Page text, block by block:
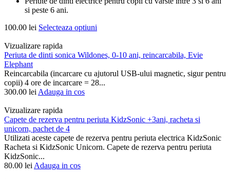
si peste 6 ani.
100.00 lei Selecteaza optiuni
Vizualizare rapida
Periuta de dinti sonica Wildones, 0-10 ani, reincarcabila, Evie
Elephant
Reincarcabila (incarcare cu ajutorul USB-ului magnetic, sigur pentru
copii) 4 ore de incarcare = 28...
300.00 lei Adauga in cos
Vizualizare rapida
Capete de rezerva pentru periuta KidzSonic +3ani, racheta si
unicorn, pachet de 4
Utilizati aceste capete de rezerva pentru periuta electrica KidzSonic
Racheta si KidzSonic Unicorn. Capete de rezerva pentru periuta
KidzSonic...
80.00 lei Adauga in cos